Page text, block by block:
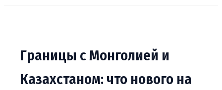
Границы с Монголией и
Казахстаном: что нового на